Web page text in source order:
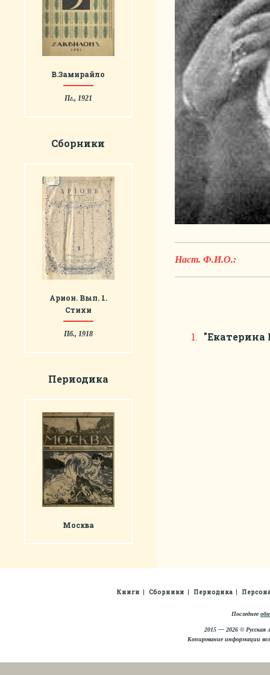
В.Замирайло
Пг., 1921
Сборники
Арион. Вып. 1.
Стихи
Пб., 1918
Периодика
Москва
Наст. Ф.И.О.:
Книги Сборники Периодика
Последнее
2015 — 2026 © Русская
Копирование информации